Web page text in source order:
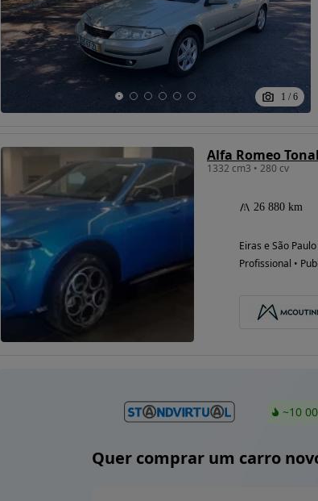
1 / 6
Alfa Romeo
1332 cm3 • 280 cv
26 880 km
Eiras e São
Profissional •
~10
Quer comprar um carro